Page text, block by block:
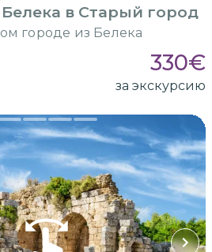
в Старый город
городе из Белека
330€
за экскурсию